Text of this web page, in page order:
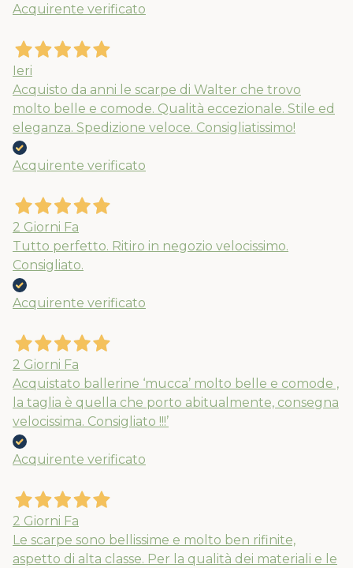
Acquirente verificato
Ieri
Acquisto da anni le scarpe di Walter che trovo
molto belle e comode. Qualità eccezionale. Stile ed
eleganza. Spedizione veloce. Consigliatissimo!
Acquirente verificato
2 Giorni Fa
Tutto perfetto. Ritiro in negozio velocissimo.
Consigliato.
Acquirente verificato
2 Giorni Fa
Acquistato ballerine ‘mucca’ molto belle e comode ,
la taglia è quella che porto abitualmente, consegna
velocissima. Consigliato !!!’
Acquirente verificato
2 Giorni Fa
Le scarpe sono bellissime e molto ben rifinite,
aspetto di alta classe. Per la qualità dei materiali e le
Nuovi ribassi fino al 70%
Spedizioni garantite prima della
entro il 5/08